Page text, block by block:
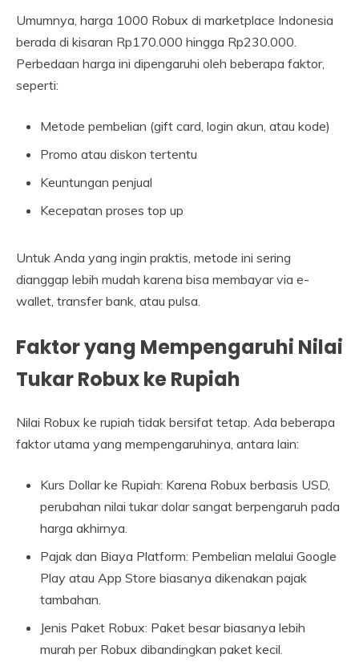
Umumnya, harga 1000 Robux di marketplace Indonesia
berada di kisaran Rp170.000 hingga Rp230.000.
Perbedaan harga ini dipengaruhi oleh beberapa faktor,
seperti:
Metode pembelian (gift card, login akun, atau kode)
Promo atau diskon tertentu
Keuntungan penjual
Kecepatan proses top up
Untuk Anda yang ingin praktis, metode ini sering
dianggap lebih mudah karena bisa membayar via e-
wallet, transfer bank, atau pulsa.
Faktor yang Mempengaruhi Nilai
Tukar Robux ke Rupiah
Nilai Robux ke rupiah tidak bersifat tetap. Ada beberapa
faktor utama yang mempengaruhinya, antara lain:
Kurs Dollar ke Rupiah: Karena Robux berbasis USD,
perubahan nilai tukar dolar sangat berpengaruh pada
harga akhirnya.
Pajak dan Biaya Platform: Pembelian melalui Google
Play atau App Store biasanya dikenakan pajak
tambahan.
Jenis Paket Robux: Paket besar biasanya lebih
murah per Robux dibandingkan paket kecil.